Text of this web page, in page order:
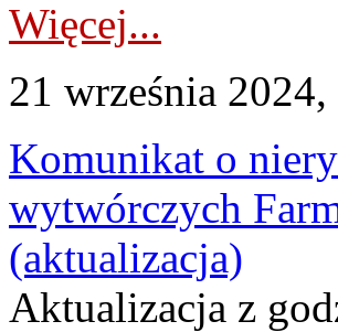
Więcej...
21 września
Komunikat o
wytwórczych
(aktualizacja)
Aktualizacja z